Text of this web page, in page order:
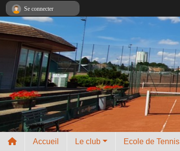
Accueil Le club Ecole de Tennis
Se connecter
Panneau de gestion des cookies